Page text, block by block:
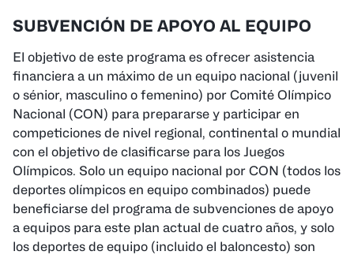
SUBVENCIÓN DE APOYO AL EQUIPO
El objetivo de este programa es ofrecer asistencia
financiera a un máximo de un equipo nacional (juvenil
o sénior, masculino o femenino) por Comité Olímpico
Nacional (CON) para prepararse y participar en
competiciones de nivel regional, continental o mundial
con el objetivo de clasificarse para los Juegos
Olímpicos. Solo un equipo nacional por CON (todos los
deportes olímpicos en equipo combinados) puede
beneficiarse del programa de subvenciones de apoyo
a equipos para este plan actual de cuatro años, y solo
los deportes de equipo (incluido el baloncesto) son